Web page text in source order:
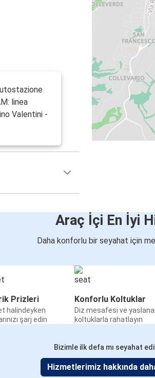
linea
Valentini -
Araç İçi En İyi
Daha konforlu bir seyahat için
Prizleri
halindeyken
şarj edin
Konforlu Koltuklar
Diz mesafesi ve
koltuklarla rahatlayın
Bizimle ilk defa mı seyahat
Hizmetlerimiz hakkında